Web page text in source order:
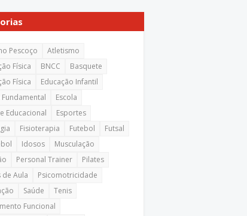
Pescoço
Atletismo
Física
BNCC
Basquete
Física
Educação Infantil
Fundamental
Escola
Educacional
Esportes
Fisioterapia Futebol
Futsal
Idosos
Musculação
Personal Trainer
Pilates
de Aula
Psicomotricidade
Saúde
Tenis
Funcional